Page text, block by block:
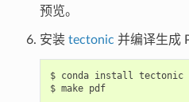
预览。
安装 tectonic 并编译生成
$ conda install tectonic
$ make pdf